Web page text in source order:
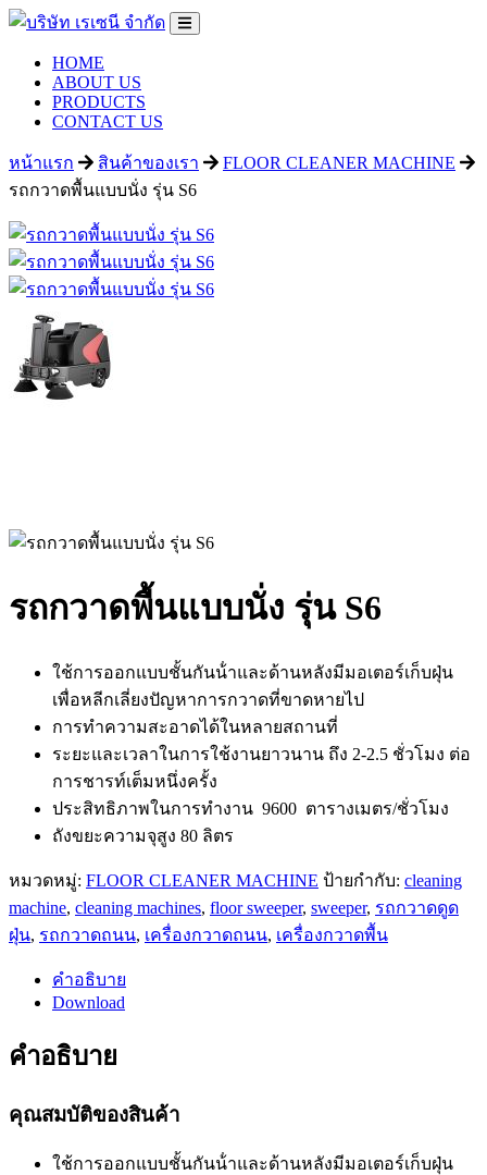
HOME
ABOUT US
PRODUCTS
CONTACT US
หน้าแรก สินค้าของเรา
FLOOR CLEANER MACHINE
รถกวาดพื้นแบบนั่ง รุ่น S6
รถกวาดพื้นแบบนั่ง รุ่น S6
ใช้การออกแบบชั้นกันน้ําและด้านหลังมีมอเตอร์เก็บฝุ่น
เพื่อหลีกเลี่ยงปัญหาการกวาดที่ขาดหายไป
การทำความสะอาดได้ในหลายสถานที่
ระยะและเวลาในการใช้งานยาวนาน ถึง 2-2.5 ชั่วโมง ต่อ
การชารท์เต็มหนึ่งครั้ง
ประสิทธิภาพในการทำงาน 9600 ตารางเมตร/ชั่วโมง
ถังขยะความจุสูง 80 ลิตร
หมวดหมู่: FLOOR CLEANER MACHINE ป้ายกำกับ: cleaning
machine, cleaning machines, floor sweeper, sweeper, รถกวาดดูด
ฝุ่น, รถกวาดถนน, เครื่องกวาดถนน, เครื่องกวาดพื้น
คำอธิบาย
Download
คำอธิบาย
คุณสมบัติของสินค้า
ใช้การออกแบบชั้นกันน้ําและด้านหลังมีมอเตอร์เก็บฝุ่น